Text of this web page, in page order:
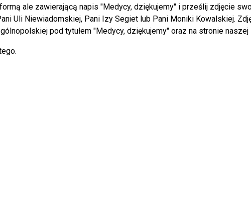
ale zawierającą napis "Medycy, dziękujemy" i prześlij zdjęcie
Uli Niewiadomskiej, Pani Izy Segiet lub Pani Moniki Kowalskiej.
pod tytułem "Medycy, dziękujemy" oraz na stronie naszej